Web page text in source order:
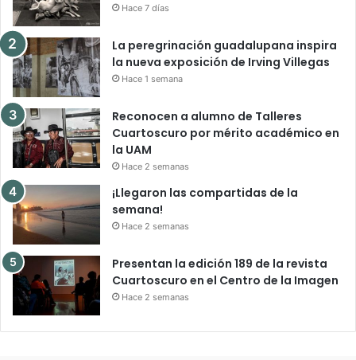
Hace 7 días
La peregrinación guadalupana inspira
la nueva exposición de Irving Villegas
Hace 1 semana
Reconocen a alumno de Talleres
Cuartoscuro por mérito académico en
la UAM
Hace 2 semanas
¡Llegaron las compartidas de la
semana!
Hace 2 semanas
Presentan la edición 189 de la revista
Cuartoscuro en el Centro de la Imagen
Hace 2 semanas